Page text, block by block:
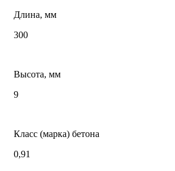
Длина, мм
300
Высота, мм
9
Класс (марка) бетона
0,91